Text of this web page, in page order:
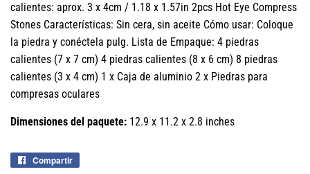
calientes: aprox. 3 x 4cm / 1.18 x 1.57in 2pcs Hot Eye Compress
Stones Características: Sin cera, sin aceite Cómo usar: Coloque
la piedra y conéctela pulg. Lista de Empaque: 4 piedras
calientes (7 x 7 cm) 4 piedras calientes (8 x 6 cm) 8 piedras
calientes (3 x 4 cm) 1 x Caja de aluminio 2 x Piedras para
compresas oculares
Dimensiones del paquete: 12.9 x 11.2 x 2.8 inches
Compartir